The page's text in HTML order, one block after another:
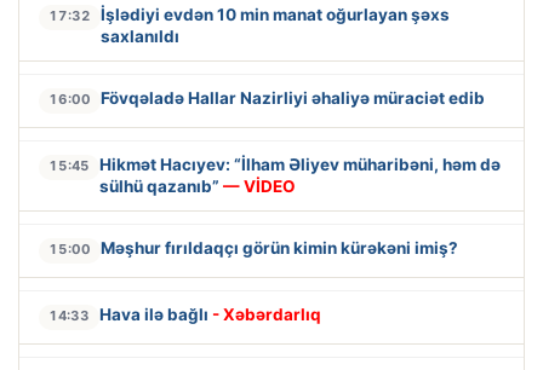
17:32
İşlədiyi evdən 10 min manat oğurlayan şəxs
saxlanıldı
16:00 Fövqəladə Hallar Nazirliyi əhaliyə müraciət edib
15:45
Hikmət Hacıyev: “İlham Əliyev müharibəni, həm də
sülhü qazanıb” — VİDEO
15:00 Məşhur fırıldaqçı görün kimin kürəkəni imiş?
14:33 Hava ilə bağlı - Xəbərdarlıq